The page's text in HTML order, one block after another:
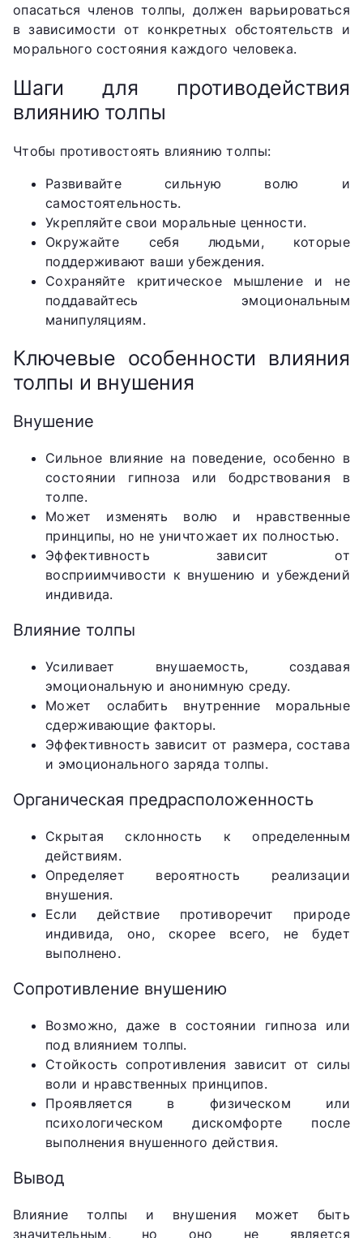
опасаться членов толпы, должен варьироваться
в зависимости от конкретных обстоятельств и
морального состояния каждого человека.
Шаги для противодействия
влиянию толпы
Чтобы противостоять влиянию толпы:
Развивайте сильную волю и
самостоятельность.
Укрепляйте свои моральные ценности.
Окружайте себя людьми, которые
поддерживают ваши убеждения.
Сохраняйте критическое мышление и не
поддавайтесь эмоциональным
манипуляциям.
Ключевые особенности влияния
толпы и внушения
Внушение
Сильное влияние на поведение, особенно в
состоянии гипноза или бодрствования в
толпе.
Может изменять волю и нравственные
принципы, но не уничтожает их полностью.
Эффективность зависит от
восприимчивости к внушению и убеждений
индивида.
Влияние толпы
Усиливает внушаемость, создавая
эмоциональную и анонимную среду.
Может ослабить внутренние моральные
сдерживающие факторы.
Эффективность зависит от размера, состава
и эмоционального заряда толпы.
Органическая предрасположенность
Скрытая склонность к определенным
действиям.
Определяет вероятность реализации
внушения.
Если действие противоречит природе
индивида, оно, скорее всего, не будет
выполнено.
Сопротивление внушению
Возможно, даже в состоянии гипноза или
под влиянием толпы.
Стойкость сопротивления зависит от силы
воли и нравственных принципов.
Проявляется в физическом или
психологическом дискомфорте после
выполнения внушенного действия.
Вывод
Влияние толпы и внушения может быть
значительным, но оно не является